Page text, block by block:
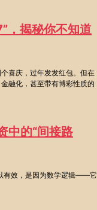
，揭秘你不知道
喜庆，过年发发红包。但在
融化，甚至带有博彩性质的
中的“间接路
有效，是因为数学逻辑——它